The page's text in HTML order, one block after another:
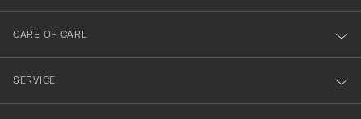
dig
till
vårt
nyhetsbrev!
CARE OF CARL
SERVICE